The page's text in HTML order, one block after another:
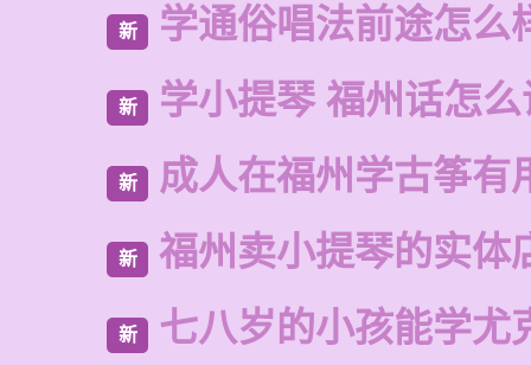
新 学通俗唱法前途怎么
新 学小提琴 福州话怎
新 成人在福州学古筝有
新 福州卖小提琴的实体
新 七八岁的小孩能学尤